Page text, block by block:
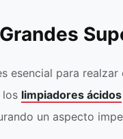
esencial para
los limpiadores ácidos
un aspecto